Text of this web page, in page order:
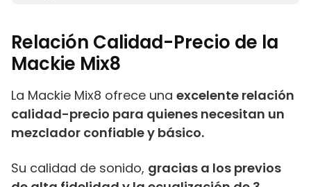
Relación Calidad-Precio de la
Mackie Mix8
La Mackie Mix8 ofrece una excelente relación
calidad-precio para quienes necesitan un
mezclador confiable y básico.
Su calidad de sonido, gracias a los previos